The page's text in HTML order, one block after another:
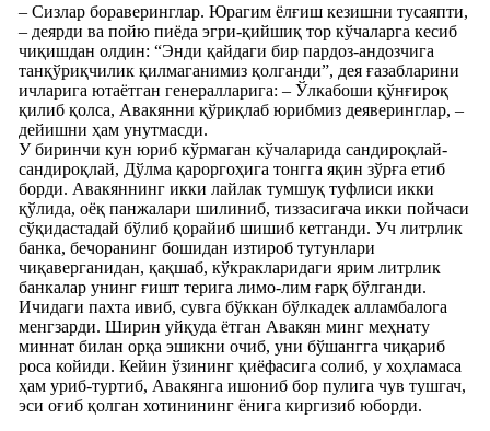
– Сизлар бораверинглар. Юрагим ёлғиш кезишни тусаяпти,
– деярди ва пойю пиёда эгри-қийшиқ тор кўчаларга кесиб
чиқишдан олдин: “Энди қайдаги бир пардоз-андозчига
танқўриқчилик қилмаганимиз қолганди”, дея ғазабларини
ичларига ютаётган генералларига: – Ўлкабоши қўнғироқ
қилиб қолса, Авакянни қўриқлаб юрибмиз деяверинглар, –
дейишни ҳам унутмасди.
У биринчи кун юриб кўрмаган кўчаларида сандироқлай-
сандироқлай, Дўлма қароргоҳига тонгга яқин зўрға етиб
борди. Авакяннинг икки лайлак тумшуқ туфлиси икки
қўлида, оёқ панжалари шилиниб, тиззасигача икки пойчаси
сўқидастадай бўлиб қорайиб шишиб кетганди. Уч литрлик
банка, бечоранинг бошидан изтироб тутунлари
чиқаверганидан, қақшаб, кўкракларидаги ярим литрлик
банкалар унинг ғишт терига лимо-лим ғарқ бўлганди.
Ичидаги пахта ивиб, сувга бўккан бўлкадек алламбалога
менгзарди. Ширин уйқуда ётган Авакян минг меҳнату
миннат билан орқа эшикни очиб, уни бўшангга чиқариб
роса койиди. Кейин ўзининг қиёфасига солиб, у хоҳламаса
ҳам уриб-туртиб, Авакянга ишониб бор пулига чув тушгач,
эси оғиб қолган хотинининг ёнига киргизиб юборди.